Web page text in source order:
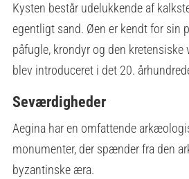
Kysten består udelukkende af
egentligt sand. Øen er kendt for sin
påfugle, krondyr og den kretensiske
blev introduceret i det 20.
Seværdigheder
Aegina har en omfattende
monumenter, der spænder fra den
byzantinske æra.